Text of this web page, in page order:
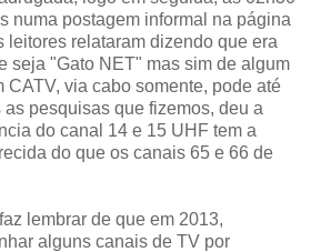
numa postagem informal na página
leitores relataram dizendo que era
seja "Gato NET" mas sim de algum
CATV, via cabo somente, pode até
as pesquisas que fizemos, deu a
do canal 14 e 15 UHF tem a
do que os canais 65 e 66 de
lembrar de que em 2013,
alguns canais de TV por